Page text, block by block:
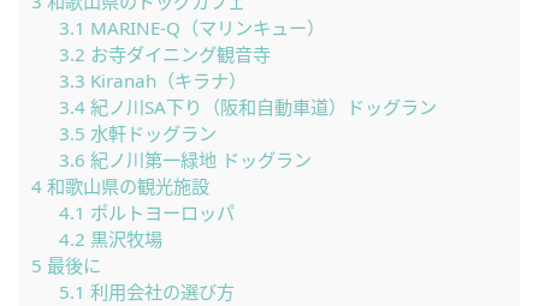
3.1 MARINE-Q（マリンキュー）
3.2 お寺ダイニング観音寺
3.3 Kiranah（キラナ）
3.4紀ノ川SA下り（阪和自動車道）ドッグラン
3.5 水軒ドッグラン
3.6 紀ノ川第一緑地 ドッグラン
4 和歌山県の観光施設
4.1 ポルトヨーロッパ
4.2 黒沢牧場
5 最後に
5.1 利用会社の選び方